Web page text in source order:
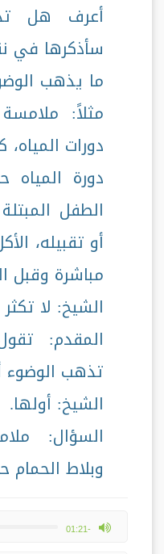
أعرف هل
سأذكرها في
ما يذهب
مثلاً:
دورات
دورة المياه
الطفل
أو تقبيله،
مباشرة وقبل
الشيخ: لا
المقدم:
تذهب الوضوء
الشيخ: أولها.
السؤال:
وبلاط الحمام
-01:21
max volume